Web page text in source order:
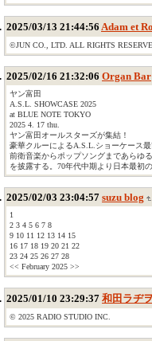
2025/03/13 21:44:56 Adam et
©JUN CO., LTD. ALL RIGHTS
2025/02/16 21:32:06 Organ Bar
ヤン富田
A.S.L. SHOWCASE 2025
at BLUE NOTE TOKYO
2025 4. 17 thu.
ヤン富田オールスターズが集結！
豪華クルーによるA.S.L.ショーケース最
前衛音楽からポップソングまであらゆ
を披露する。70年代中期より日本最初
2025/02/03 23:04:57 suzu blog
1
2 3 4 5 6 7 8
9 10 11 12 13 14 15
16 17 18 19 20 21 22
23 24 25 26 27 28
<< February 2025 >>
2025/01/10 23:29:37 和田ラヂ
© 2025 RADIO STUDIO INC.